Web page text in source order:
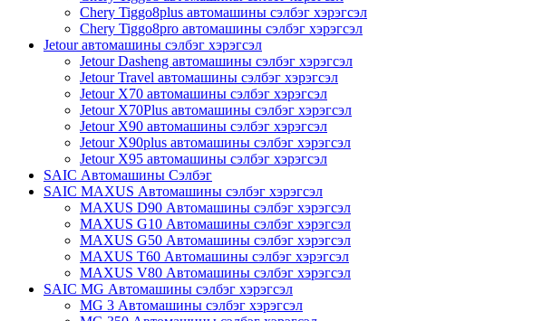
Chery Tiggo8plus автомашины сэлбэг хэрэгсэл
Chery Tiggo8pro автомашины сэлбэг хэрэгсэл
Jetour автомашины сэлбэг хэрэгсэл
Jetour Dasheng автомашины сэлбэг хэрэгсэл
Jetour Travel автомашины сэлбэг хэрэгсэл
Jetour X70 автомашины сэлбэг хэрэгсэл
Jetour X70Plus автомашины сэлбэг хэрэгсэл
Jetour X90 автомашины сэлбэг хэрэгсэл
Jetour X90plus автомашины сэлбэг хэрэгсэл
Jetour X95 автомашины сэлбэг хэрэгсэл
SAIC Автомашины Сэлбэг
SAIC MAXUS Автомашины сэлбэг хэрэгсэл
MAXUS D90 Автомашины сэлбэг хэрэгсэл
MAXUS G10 Автомашины сэлбэг хэрэгсэл
MAXUS G50 Автомашины сэлбэг хэрэгсэл
MAXUS T60 Автомашины сэлбэг хэрэгсэл
MAXUS V80 Автомашины сэлбэг хэрэгсэл
SAIC MG Автомашины сэлбэг хэрэгсэл
MG 3 Автомашины сэлбэг хэрэгсэл